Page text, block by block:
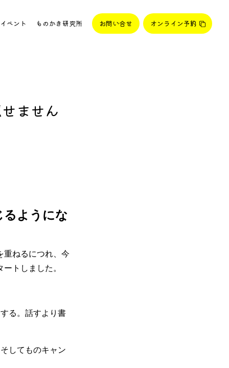
ベント ものかき研究所 お問い合せ オンライン予約
ません
るようにな
重ねるにつれ、今
トしました。
る。話すより書
してものキャン